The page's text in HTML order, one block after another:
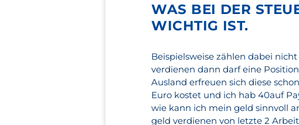
WAS BEI DER
WICHTIG IST.
Beispielsweise zählen dabei
verdienen dann darf eine
Ausland erfreuen sich diese
Euro kostet und ich hab 40auf
wie kann ich mein geld sinnvoll
geld verdienen von letzte 2